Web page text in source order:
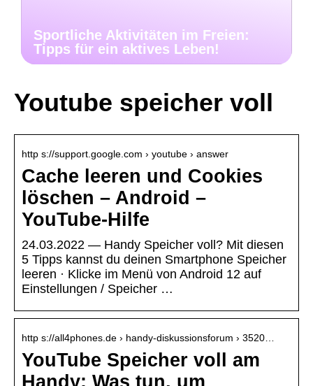
Sportliche Aktivitäten im Freien:
Tipps für ein aktives Leben!
Youtube speicher voll
http s://support.google.com › youtube › answer
Cache leeren und Cookies
löschen – Android –
YouTube-Hilfe
24.03.2022 — Handy Speicher voll? Mit diesen
5 Tipps kannst du deinen Smartphone Speicher
leeren · Klicke im Menü von Android 12 auf
Einstellungen / Speicher …
http s://all4phones.de › handy-diskussionsforum › 3520…
YouTube Speicher voll am